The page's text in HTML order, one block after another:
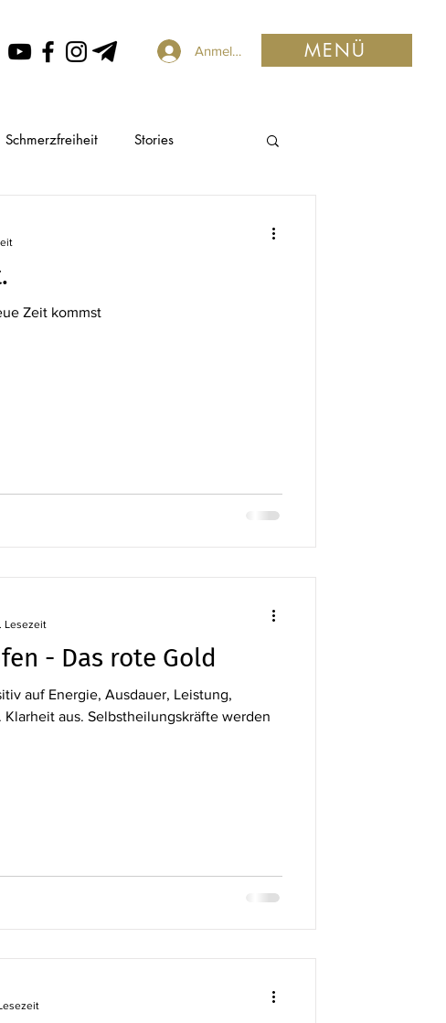
Anmelden MENÜ
Schmerzfreiheit Stories
Zeit kommst
- Das rote Gold
auf Energie, Ausdauer, Leistung,
aus. Selbstheilungskräfte werden
Lesezeit